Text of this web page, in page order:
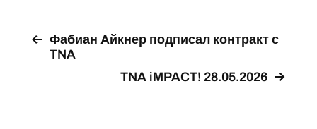
Фабиан Айкнер подписал контракт с
TNA
TNA iMPACT! 28.05.2026